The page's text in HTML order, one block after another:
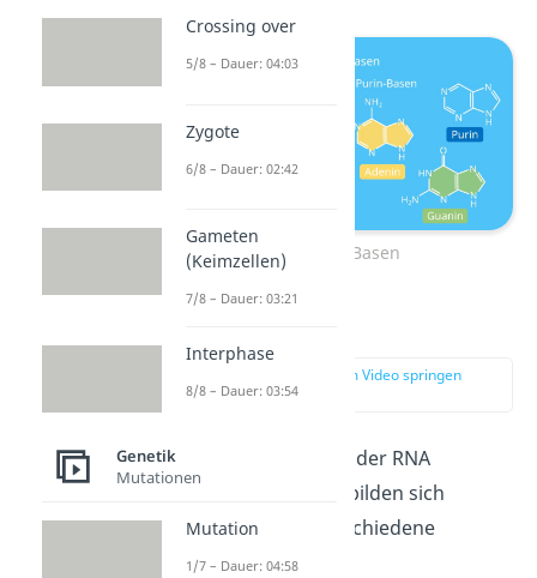
Bau der Basen
zur Stelle im Video springen
(02:06)
Damit die Bausteine der RNA
aneinander haften, bilden sich
zwischen ihnen verschiedene
Bindungen aus.
Crossing over
5/8 – Dauer: 04:03
Zygote
6/8 – Dauer: 02:42
Gameten
(Keimzellen)
7/8 – Dauer: 03:21
Interphase
8/8 – Dauer: 03:54
Genetik
Mutationen
Mutation
1/7 – Dauer: 04:58